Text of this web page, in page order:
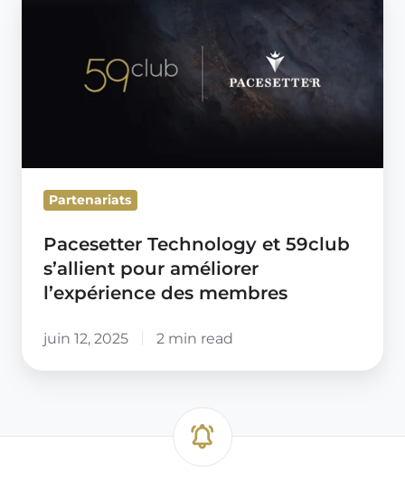
l’expérience
desPartenariats
Pacesetter Technology et 59club
s’allient pour améliorer
l’expérience des membres
juin 12, 2025 2 min read